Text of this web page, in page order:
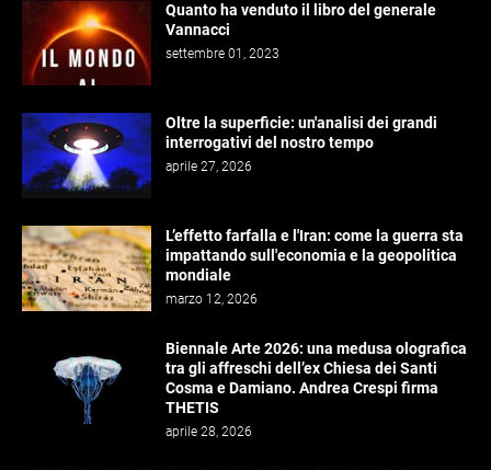
Quanto ha venduto il libro del generale
Vannacci
settembre 01, 2023
Oltre la superficie: un'analisi dei grandi
interrogativi del nostro tempo
aprile 27, 2026
L’effetto farfalla e l'Iran: come la guerra sta
impattando sull'economia e la geopolitica
mondiale
marzo 12, 2026
Biennale Arte 2026: una medusa olografica
tra gli affreschi dell’ex Chiesa dei Santi
Cosma e Damiano. Andrea Crespi firma
THETIS
aprile 28, 2026